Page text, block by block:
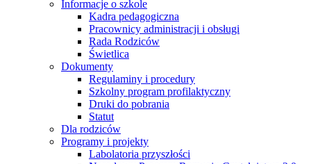
Informacje o szkole
Kadra pedagogiczna
Pracownicy administracji i obsługi
Rada Rodziców
Świetlica
Dokumenty
Regulaminy i procedury
Szkolny program profilaktyczny
Druki do pobrania
Statut
Dla rodziców
Programy i projekty
Labolatoria przyszłości